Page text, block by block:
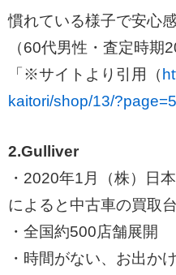
慣れている様子で安心感
（60代男性・査定時期
「※サイトより引用（
kaitori/shop/13/
2.Gulliver
・2020年1月（株）日
によると中古車の買取
・全国約500店舗展開
・時間がない、お出か